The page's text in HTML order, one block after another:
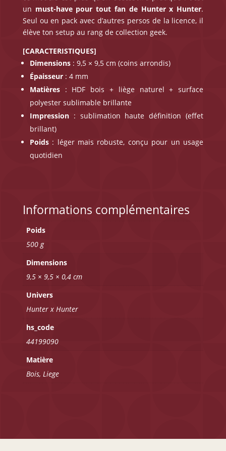
un must-have pour tout fan de Hunter x Hunter.
Seul ou en pack avec d’autres persos de la licence, il
élève ton setup au rang de collection geek.
[CARACTERISTIQUES]
Dimensions: 9,5 × 9,5 cm (coins arrondis)
Épaisseur: 4 mm
Matières: HDF bois + liège naturel + surface
polyester sublimable brillante
Impression: sublimation haute définition (effet
brillant)
Poids: léger mais robuste, conçu pour un usage
quotidien
Informations complémentaires
Poids
500 g
Dimensions
9,5 × 9,5 × 0,4 cm
Univers
Hunter x Hunter
hs_code
44199090
Matière
Bois, Liege